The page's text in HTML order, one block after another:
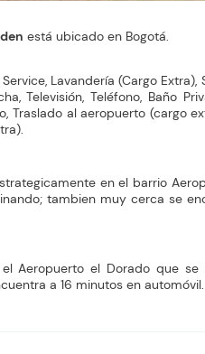
está ubicado en Bogotá.
Lavandería (Cargo Extra),
Televisión, Teléfono, Baño
Traslado al aeropuerto (cargo
en el barrio
tambien muy cerca se
Aeropuerto el Dorado que
a 16 minutos en automóvil.